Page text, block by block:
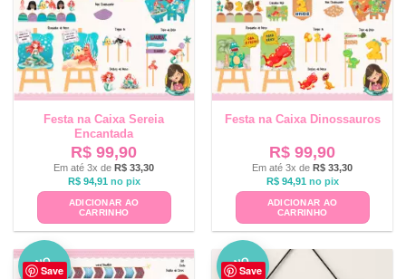
Festa na Caixa Sereia
Encantada
R$ 99,90
Em até 3x de R$ 33,30
R$94,91 no pix
ADICIONAR AO
CARRINHO
Festa na Caixa Dinossauros
R$ 99,90
Em até 3x de R$ 33,30
R$94,91 no pix
ADICIONAR AO
CARRINHO
Save
NO
VO Save
NO
VO